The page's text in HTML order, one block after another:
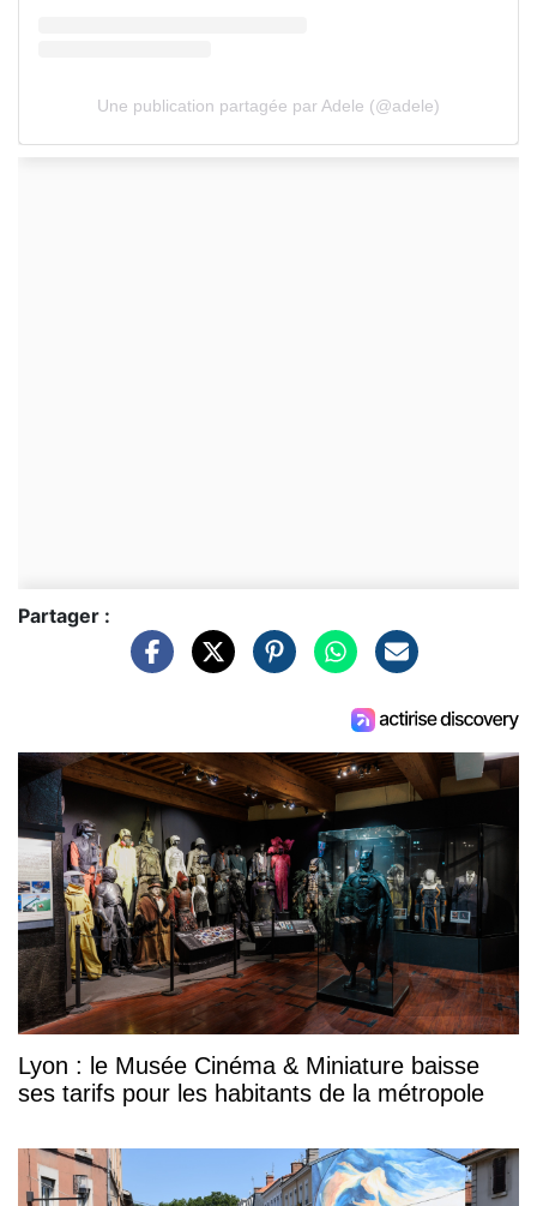
Une publication partagée par Adele (@adele)
Partager :
Lyon : le Musée Cinéma & Miniature baisse
ses tarifs pour les habitants de la métropole